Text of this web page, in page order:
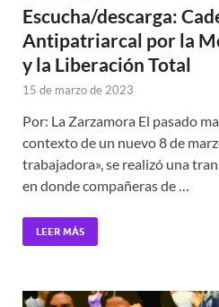
Escucha/descarga:
Antipatriarcal por la
y la Liberación Total
15 de marzo de 2023
Por: La Zarzamora El pasado
contexto de un nuevo 8 de
trabajadora», se realizó una
en donde compañeras de …
LEER MÁS